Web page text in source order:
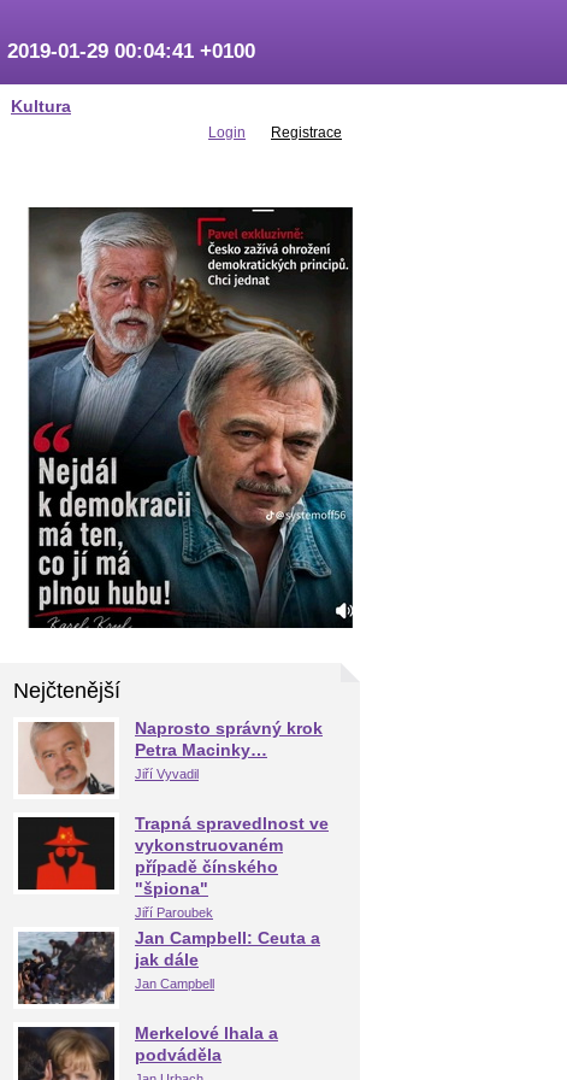
Kultura
2019-01-29 00:04:41 +0100
Login Registrace
Nejčtenější
Naprosto správný krok
Petra Macinky…
Jiří Vyvadil
Trapná spravedlnost ve
vykonstruovaném
případě čínského
"špiona"
Jiří Paroubek
Jan Campbell: Ceuta a
jak dále
Jan Campbell
Merkelové lhala a
podváděla